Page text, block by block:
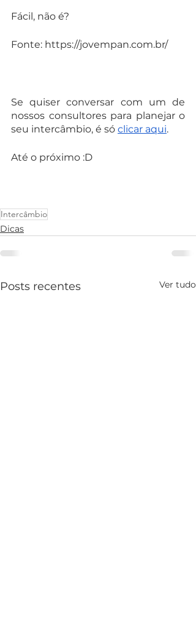
Fácil, não é?
Fonte: https://jovempan.com.br/
Se quiser conversar com um de
nossos consultores para planejar o
seu intercâmbio, é só clicar aqui.
Até o próximo :D
Intercâmbio
Dicas
Posts recentes Ver tudo